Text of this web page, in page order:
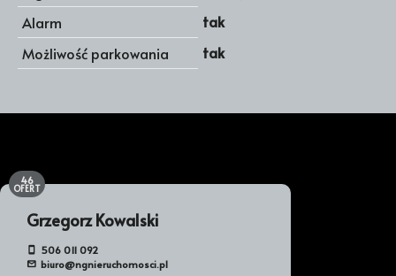
Alarm
tak
Możliwość parkowania
tak
Grzegorz Kowalski
506 011 092
biuro@ngnieruchomosci.pl
46
OFERT